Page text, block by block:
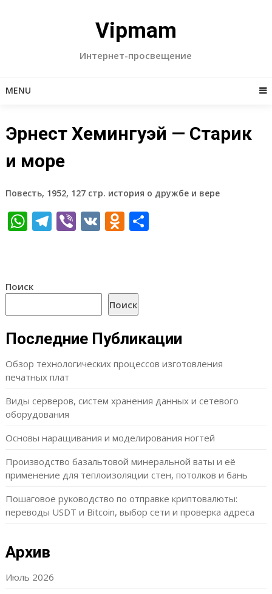
Vipmam
Интернет-просвещение
MENU
Эрнест Хемингуэй — Старик
и море
Повесть, 1952, 127 стр. история о дружбе и вере
WhatsApp
Telegram
Viber
VKOdnoklassniki
Отправить
Поиск
Поиск
Последние Публикации
Обзор технологических процессов изготовления
печатных плат
Виды серверов, систем хранения данных и сетевого
оборудования
Основы наращивания и моделирования ногтей
Производство базальтовой минеральной ваты и её
применение для теплоизоляции стен, потолков и бань
Пошаговое руководство по отправке криптовалюты:
переводы USDT и Bitcoin, выбор сети и проверка адреса
Архив
Июль 2026